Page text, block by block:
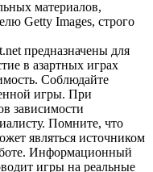
материалов,
Getty Images, строго
предназначены для
в азартных играх
Соблюдайте
игры. При
зависимости
Помните, что
являться источником
Информационный
игры на реальные